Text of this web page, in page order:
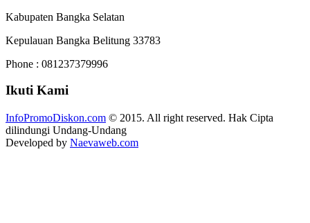
Kabupaten Bangka Selatan
Kepulauan Bangka Belitung 33783
Phone : 081237379996
Ikuti Kami
InfoPromoDiskon.com © 2015. All right reserved. Hak Cipta
dilindungi Undang-Undang
Developed by Naevaweb.com